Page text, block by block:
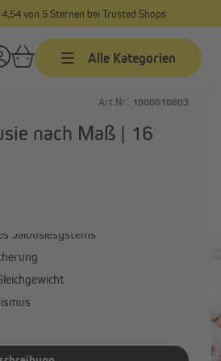
4,54 von 5 Sternen bei Trusted Shops
Alle Kategorien
Art.Nr.: 1000010803
nach Maß | 16
Jalousiesystems